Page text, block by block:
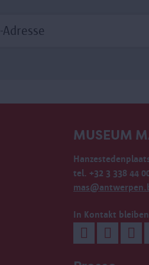
MUSEUM
tel. +32 3 338 44
In Kontakt bleiben